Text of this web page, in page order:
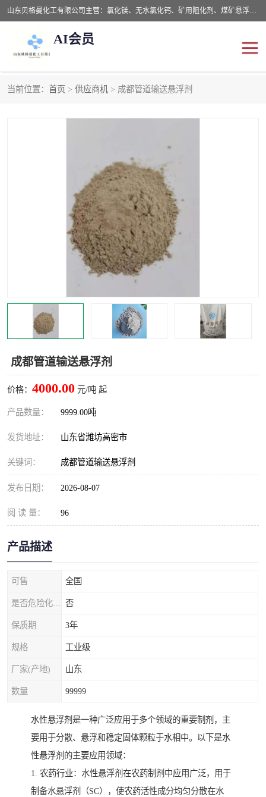
山东贝格曼化工有限公司主营：氯化镁、无水氯化钙、矿用阻化剂、煤矿悬浮剂、道路抑尘剂、氢氧化镁，防灭火剂等，公司位于山东省潍坊市滨海经济开发区,是专业从事对各种精细化工集研究、开发、制造于一体的现代化大型跨境化工企业，公司本着诚信经营、给每一位客户提供专业服务。
AI会员
当前位置： 首页 > 供应商机 > 成都管道输送悬浮剂
成都管道输送悬浮剂
价格： 4000.00 元/吨 起
产品数量： 9999.00吨
发货地址： 山东省潍坊高密市
关键词： 成都管道输送悬浮剂
发布日期： 2026-08-07
阅 读 量： 96
产品描述
可售 全国
否
保质期 3年
规格 工业级
厂家(产地) 山东
数量 99999
水性悬浮剂是一种广泛应用于多个领域的重要制剂，主
要用于分散、悬浮和稳定固体颗粒于水相中。以下是水
性悬浮剂的主要应用领域：
1. 农药行业：水性悬浮剂在农药制剂中应用广泛，用于
制备水悬浮剂（SC），使农药活性成分均匀分散在水
抑尘剂